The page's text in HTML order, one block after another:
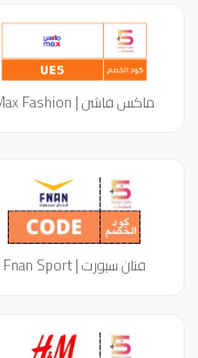
ماكس فاشن | Max Fashion
فنان سبورت | Fnan Sport